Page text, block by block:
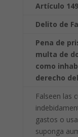
Artículo
Delito de
Pena de
multa de
como
derecho
Falseen las
gastos o
suponga